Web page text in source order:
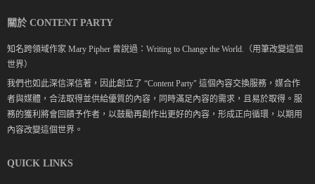
關於 CONTENT PARTY
知名跨領域作家 Mary Pipher 曾說過：Writing to Change the World.（用筆改變這個
世界）
我們也如此深信深信著，因此創立了 “Content Party" 這個內容交換服務，媒合作
者與媒體，合法取得並供給優質的內容，同時滿足內容的需求，且易於取得。服
務的獲利將會回饋予作者，以鼓勵再創作出更好的內容，形成正向循環，以期用
內容改變這個世界。
QUICK LINKS